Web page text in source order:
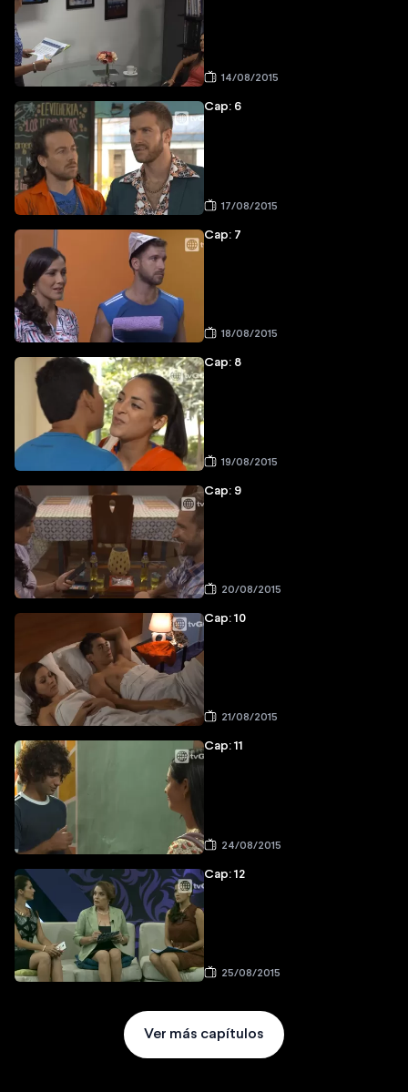
14/08/2015
Cap: 6
17/08/2015
Cap: 7
18/08/2015
Cap: 8
19/08/2015
Cap: 9
20/08/2015
Cap: 10
21/08/2015
Cap: 11
24/08/2015
Cap: 12
25/08/2015
Ver más capítulos